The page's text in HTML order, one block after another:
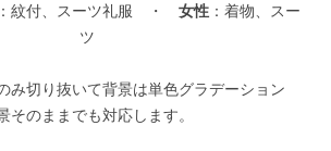
：紋付、スーツ礼服 ・ 女性 ：着物、スー
ツ
み切り抜いて背景は単色グラデーション
そのままでも対応します。